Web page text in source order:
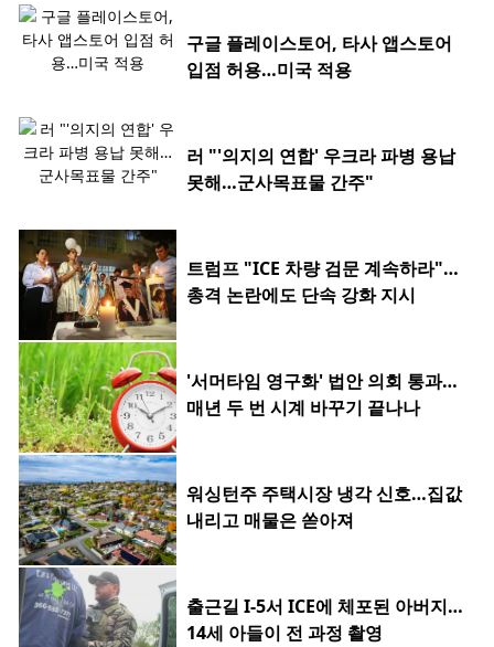
구글 플레이스토어, 타사 앱스토어
입점 허용…미국 적용
러 "'의지의 연합' 우크라 파병 용납
못해…군사목표물 간주"
트럼프 "ICE 차량 검문 계속하라"…
총격 논란에도 단속 강화 지시
'서머타임 영구화' 법안 의회 통과…
매년 두 번 시계 바꾸기 끝나나
워싱턴주 주택시장 냉각 신호…집값
내리고 매물은 쏟아져
출근길 I-5서 ICE에 체포된 아버지…
14세 아들이 전 과정 촬영